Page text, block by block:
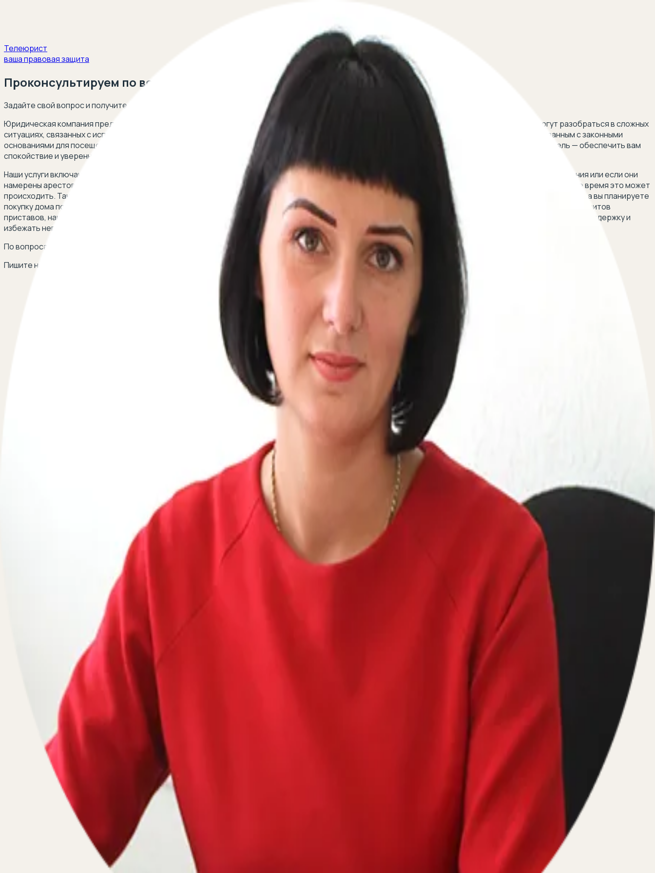
Телеюрист
ваша правовая защита
Проконсультируем по вопросам визитов судебных приставов домой к должнику
Задайте свой вопрос и получите ответ опытного юриста в сфере взаимодействия с приставами и ФССП в течение 5 минут!
Юридическая компания предлагает комплексную защиту для граждан, столкнувшихся с визитами судебных приставов. Наши специалисты помогут разобраться в сложных
ситуациях, связанных с исполнением судебных решений, и защитят ваши права и имущество. Мы предоставляем консультации по вопросам, связанным с законными
основаниями для посещения вашего дома судебными приставами, и разъясняем, в каких случаях их действия могут быть неправомерными. Наша цель — обеспечить вам
спокойствие и уверенность в правомерности всех процедур.
Наши услуги включают в себя защиту ваших интересов в случае, если судебные приставы приходят домой к должнику без предварительного уведомления или если они
намерены арестовать имущество, включая дом, где вы прописаны. Мы поможем вам разобраться, имеют ли приставы право заходить в ваш дом и в какое время это может
происходить. Также мы предоставляем поддержку в ситуациях, когда приставы могут прийти по ходатайству или если они наложили арест на имущество, а вы планируете
покупку дома под материнский капитал. Если вы столкнулись с мошенниками, выдающими себя за приставов, или если у вас возникли вопросы о частоте визитов
приставов, наши юристы готовы оказать вам помощь и защитить ваши интересы. Обращайтесь к нам, чтобы получить квалифицированную юридическую поддержку и
избежать неправомерных действий со стороны судебных органов.
По вопросам сотрудничества
Пишите на